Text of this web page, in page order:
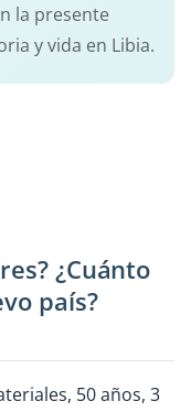
la presente
y vida en Libia.
¿Cuánto
país?
50 años, 3